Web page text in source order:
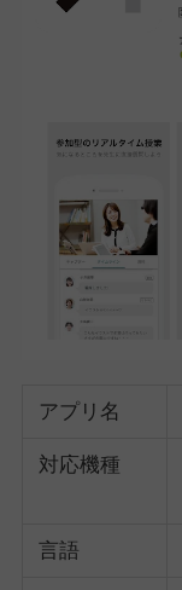
アプリ名
対応機種
言語